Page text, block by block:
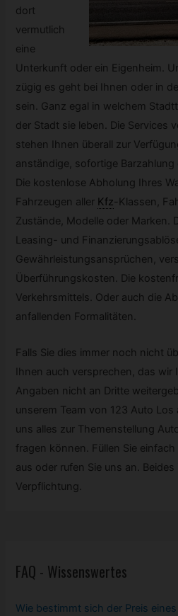
dort
vermutlich
eine
Unterkunft oder ein Eigenheim.
zügig es geht bei Ihnen oder in
sein. Ganz egal in welchem
der Stadt sie leben. Die Services
stehen Ihnen überall zur
anständige, sofortige
Die kostenlose Abholung Ihres
Fahrzeugen aller Kfz- Klassen,
Zustände, Modelle oder Marken.
Leasing- und
Gewährleistungsansprüchen,
Überführungskosten. Die
Verkehrsmittels. Oder auch die
anfallenden Formalitäten.
Falls Sie dies immer noch nicht
Ihnen auch versprechen, das wir
Angaben nicht an Dritte
unserem Team von 123 Auto
uns alles zur Themenstellung
fragen können. Füllen Sie
aus oder rufen Sie uns an.
Verpflichtung.
FAQ - Wissenswertes
Wie bestimmt sich der Preis